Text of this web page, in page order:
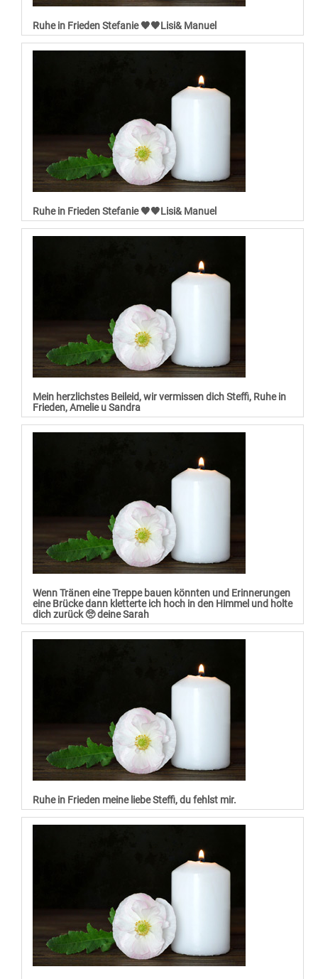
Ruhe in Frieden Stefanie 🖤🖤Lisi& Manuel
Ruhe in Frieden Stefanie 🖤🖤Lisi& Manuel
Mein herzlichstes Beileid, wir vermissen dich Steffi, Ruhe in
Frieden, Amelie u Sandra
Wenn Tränen eine Treppe bauen könnten und Erinnerungen
eine Brücke dann kletterte ich hoch in den Himmel und holte
dich zurück 🥺 deine Sarah
Ruhe in Frieden meine liebe Steffi, du fehlst mir.